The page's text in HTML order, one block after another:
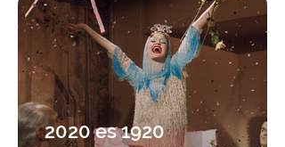
2020 es 1920